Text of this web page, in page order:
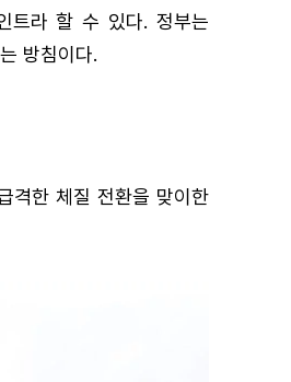
트라 할 수 있다. 정부는
방침이다.
격한 체질 전환을 맞이한